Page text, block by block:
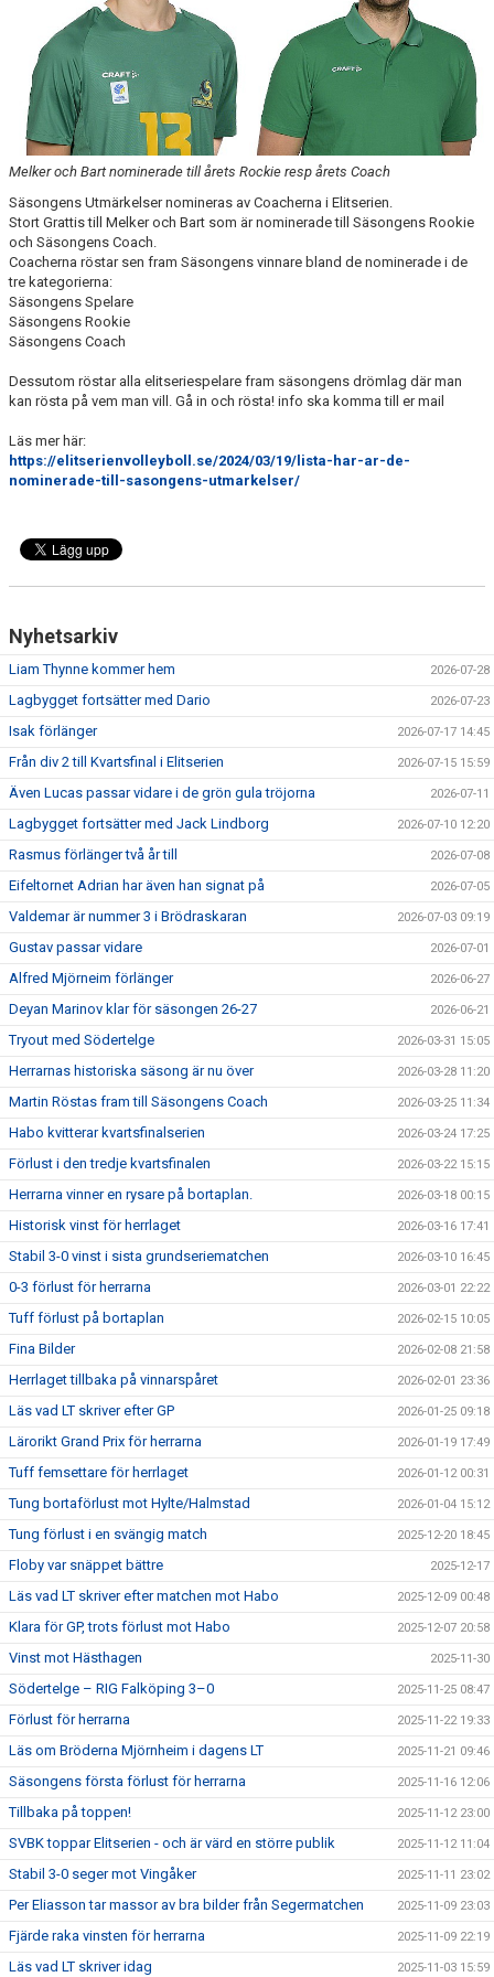
Melker och Bart nominerade till årets Rockie resp årets Coach
Säsongens Utmärkelser nomineras av Coacherna i Elitserien.
Stort Grattis till Melker och Bart som är nominerade till Säsongens Rookie
och Säsongens Coach.
Coacherna röstar sen fram Säsongens vinnare bland de nominerade i de
tre kategorierna:
Säsongens Spelare
Säsongens Rookie
Säsongens Coach
Dessutom röstar alla elitseriespelare fram säsongens drömlag där man
kan rösta på vem man vill. Gå in och rösta! info ska komma till er mail
Läs mer här:
https://elitserienvolleyboll.se/2024/03/19/lista-har-ar-de-
nominerade-till-sasongens-utmarkelser/
Nyhetsarkiv
Liam Thynne kommer hem 2026-07-28
Lagbygget fortsätter med Dario 2026-07-23
Isak förlänger 2026-07-17 14:45
Från div 2 till Kvartsfinal i Elitserien 2026-07-15 15:59
Även Lucas passar vidare i de grön gula tröjorna 2026-07-11
Lagbygget fortsätter med Jack Lindborg 2026-07-10 12:20
Rasmus förlänger två år till 2026-07-08
Eifeltornet Adrian har även han signat på 2026-07-05
Valdemar är nummer 3 i Brödraskaran 2026-07-03 09:19
Gustav passar vidare 2026-07-01
Alfred Mjörneim förlänger 2026-06-27
Deyan Marinov klar för säsongen 26-27 2026-06-21
Tryout med Södertelge 2026-03-31 15:05
Herrarnas historiska säsong är nu över 2026-03-28 11:20
Martin Röstas fram till Säsongens Coach 2026-03-25 11:34
Habo kvitterar kvartsfinalserien 2026-03-24 17:25
Förlust i den tredje kvartsfinalen 2026-03-22 15:15
Herrarna vinner en rysare på bortaplan. 2026-03-18 00:15
Historisk vinst för herrlaget 2026-03-16 17:41
Stabil 3-0 vinst i sista grundseriematchen 2026-03-10 16:45
0-3 förlust för herrarna 2026-03-01 22:22
Tuff förlust på bortaplan 2026-02-15 10:05
Fina Bilder 2026-02-08 21:58
Herrlaget tillbaka på vinnarspåret 2026-02-01 23:36
Läs vad LT skriver efter GP 2026-01-25 09:18
Lärorikt Grand Prix för herrarna 2026-01-19 17:49
Tuff femsettare för herrlaget 2026-01-12 00:31
Tung bortaförlust mot Hylte/Halmstad 2026-01-04 15:12
Tung förlust i en svängig match 2025-12-20 18:45
Floby var snäppet bättre 2025-12-17
Läs vad LT skriver efter matchen mot Habo 2025-12-09 00:48
Klara för GP, trots förlust mot Habo 2025-12-07 20:58
Vinst mot Hästhagen 2025-11-30
Södertelge – RIG Falköping 3–0 2025-11-25 08:47
Förlust för herrarna 2025-11-22 19:33
Läs om Bröderna Mjörnheim i dagens LT 2025-11-21 09:46
Säsongens första förlust för herrarna 2025-11-16 12:06
Tillbaka på toppen! 2025-11-12 23:00
SVBK toppar Elitserien - och är värd en större publik 2025-11-12 11:04
Stabil 3-0 seger mot Vingåker 2025-11-11 23:02
Per Eliasson tar massor av bra bilder från Segermatchen 2025-11-09 23:03
Fjärde raka vinsten för herrarna 2025-11-09 22:19
Läs vad LT skriver idag 2025-11-03 15:59